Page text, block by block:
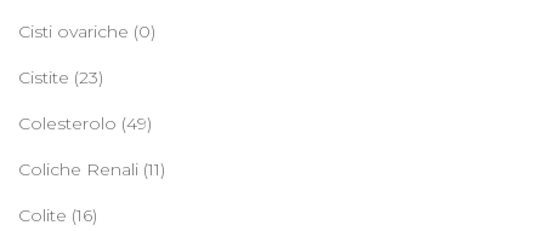
Cisti ovariche (0)
Cistite (23)
Colesterolo (49)
Coliche Renali (11)
Colite (16)